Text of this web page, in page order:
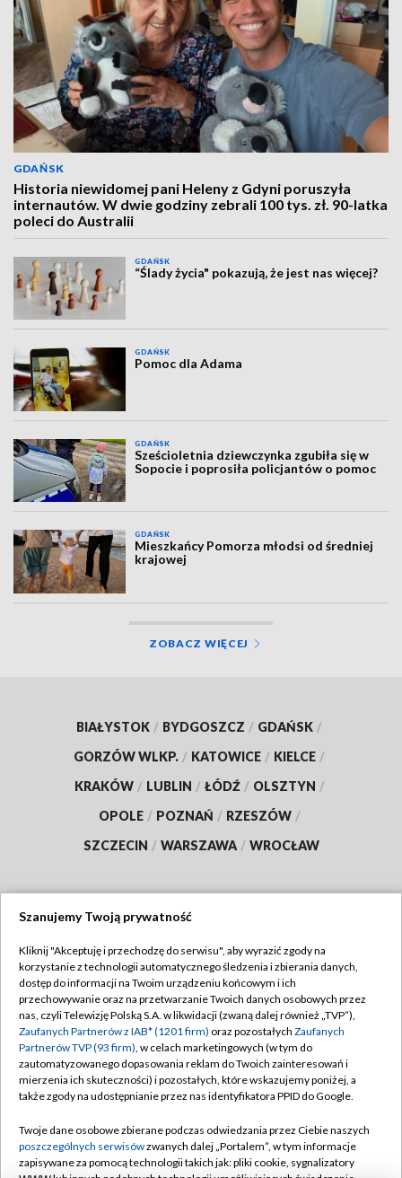
GDAŃSK
Historia niewidomej pani Heleny z Gdyni poruszyła
internautów. W dwie godziny zebrali 100 tys. zł. 90-latka
poleci do Australii
GDAŃSK
“Ślady życia" pokazują, że jest nas więcej?
GDAŃSK
Pomoc dla Adama
GDAŃSK
Sześcioletnia dziewczynka zgubiła się w
Sopocie i poprosiła policjantów o pomoc
GDAŃSK
Mieszkańcy Pomorza młodsi od średniej
krajowej
ZOBACZ WIĘCEJ
BIAŁYSTOK / BYDGOSZCZ / GDAŃSK /
GORZÓW WLKP. / KATOWICE / KIELCE /
KRAKÓW / LUBLIN / ŁÓDŹ / OLSZTYN /
OPOLE / POZNAŃ / RZESZÓW /
SZCZECIN / WARSZAWA / WROCŁAW
TVP
Abonament TVP
Emisja w TVP
Centrum informacji TVP
Naziemna Telewizja Cyfrowa
Rada Programowa
System NOS
Regulamin TVP
Polityka prywatności
Moje zgody
Pomoc
Kontakt
Szanujemy Twoją prywatność
Kliknij "Akceptuję i przechodzę do serwisu", aby wyrazić zgody na
korzystanie z technologii automatycznego śledzenia i zbierania danych,
dostęp do informacji na Twoim urządzeniu końcowym i ich
przechowywanie oraz na przetwarzanie Twoich danych osobowych przez
nas, czyli Telewizję Polską S.A. w likwidacji (zwaną dalej również „TVP”),
Zaufanych Partnerów z IAB* (1201 firm) oraz pozostałych Zaufanych
Partnerów TVP (93 firm), w celach marketingowych (w tym do
zautomatyzowanego dopasowania reklam do Twoich zainteresowań i
mierzenia ich skuteczności) i pozostałych, które wskazujemy poniżej, a
także zgody na udostępnianie przez nas identyfikatora PPID do Google.
Twoje dane osobowe zbierane podczas odwiedzania przez Ciebie naszych
poszczególnych serwisówzwanych dalej „Portalem”, w tym informacje
zapisywane za pomocą technologii takich jak: pliki cookie, sygnalizatory